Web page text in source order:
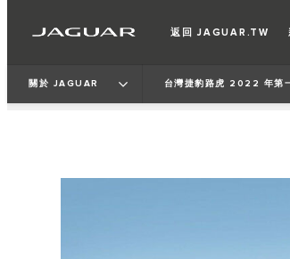
返回 JAGUAR.TW
關於 JAGUAR 台灣捷豹路虎 2022 年第